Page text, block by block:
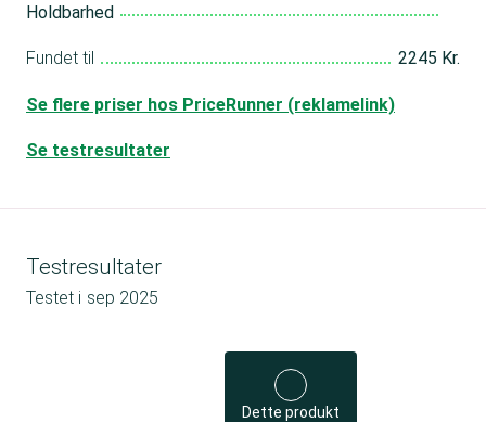
Holdbarhed
Fundet til 2245 Kr.
Se flere priser hos PriceRunner (reklamelink)
Se testresultater
Testresultater
Testet i sep 2025
Dette produkt